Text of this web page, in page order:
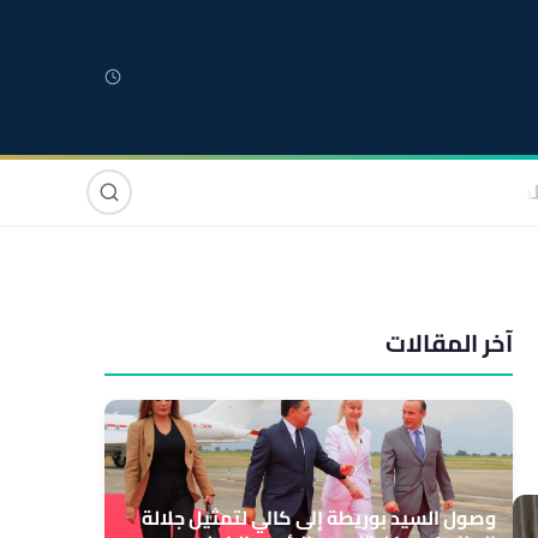
صوت وصورة
آخر المقالات
وصول السيد بوريطة إلى كالي لتمثيل جلالة